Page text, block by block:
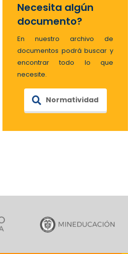
Necesita algún
documento?
En nuestro archivo de
documentos podrá buscar y
encontrar todo lo que
necesite.
Normatividad